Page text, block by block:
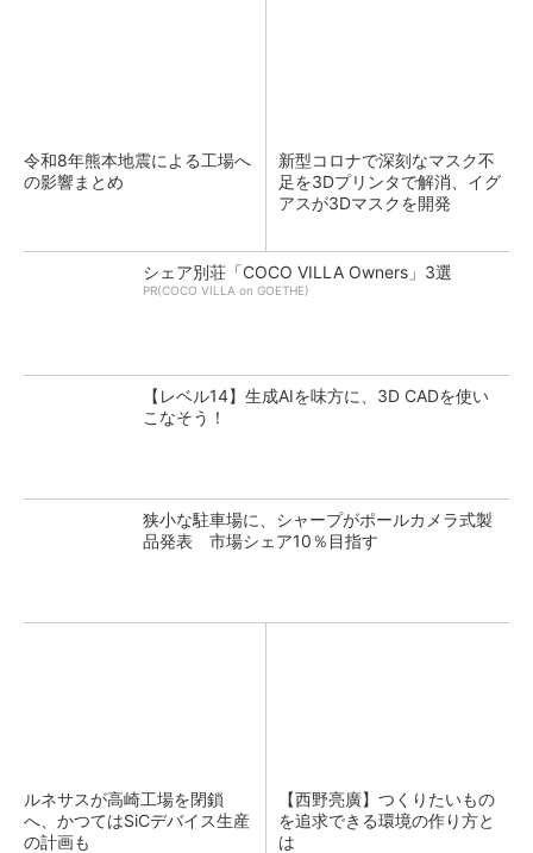
令和8年熊本地震による工場へ
の影響まとめ
新型コロナで深刻なマスク不
足を3Dプリンタで解消、イグ
アスが3Dマスクを開発
シェア別荘「COCO VILLA Owners」3選
PR(COCO VILLA on GOETHE)
【レベル14】生成AIを味方に、3D CADを使い
こなそう！
狭小な駐車場に、シャープがポールカメラ式製
品発表 市場シェア10％目指す
ルネサスが高崎工場を閉鎖
へ、かつてはSiCデバイス生産
の計画も
【西野亮廣】つくりたいもの
を追求できる環境の作り方と
は